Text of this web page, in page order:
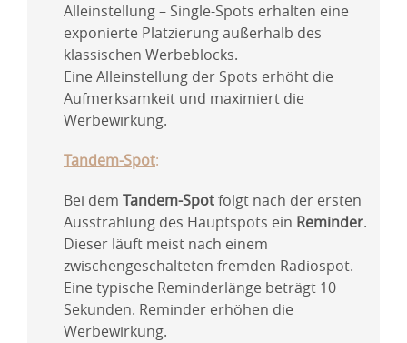
Alleinstellung – Single-Spots erhalten eine
exponierte Platzierung außerhalb des
klassischen Werbeblocks.
Eine Alleinstellung der Spots erhöht die
Aufmerksamkeit und maximiert die
Werbewirkung.
Tandem-Spot:
Bei dem Tandem-Spotfolgt nach der ersten
Ausstrahlung des Hauptspots ein Reminder.
Dieser läuft meist nach einem
zwischengeschalteten fremden Radiospot.
Eine typische Reminderlänge beträgt 10
Sekunden. Reminder erhöhen die
Werbewirkung.